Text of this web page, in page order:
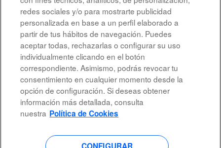
Aviso legal
Accesibilidad
Protección de datos
redes sociales y/o para mostrarte publicidad
personalizada en base a un perfil elaborado a
partir de tus hábitos de navegación. Puedes
aceptar todas, rechazarlas o configurar su uso
individualmente clicando en el botón
correspondiente. Asimismo, podrás revocar tu
consentimiento en cualquier momento desde la
opción de configuración. Si deseas obtener
información más detallada, consulta
nuestra Política de Cookies